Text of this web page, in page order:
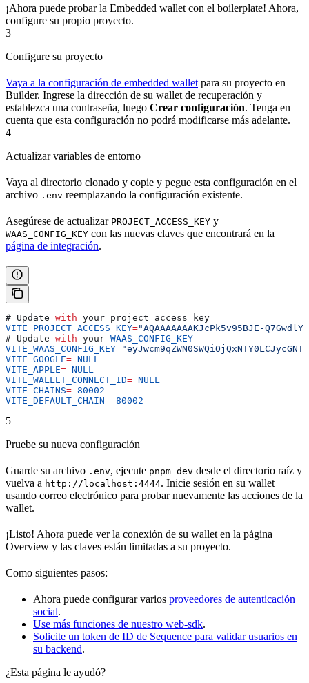
¡Ahora puede probar la Embedded wallet con el boilerplate! Ahora,
configure su propio proyecto.
3
Configure su proyecto
Vaya a la configuración de embedded wallet para su proyecto en
Builder. Ingrese la dirección de su wallet de recuperación y
establezca una contraseña, luego Crear configuración. Tenga en
cuenta que esta configuración no podrá modificarse más adelante.
4
Actualizar variables de entorno
Vaya al directorio clonado y copie y pegue esta configuración en el
archivo .env reemplazando la configuración existente.
Asegúrese de actualizar PROJECT_ACCESS_KEY y
WAAS_CONFIG_KEY con las nuevas claves que encontrará en la
página de integración.
# Update with your project access key
VITE_PROJECT_ACCESS_KEY="AQAAAAAAAKJcPk5v95BJE-
# Update with your WAAS_CONFIG_KEY
VITE_WAAS_CONFIG_KEY=
VITE_GOOGLE= NULL
VITE_APPLE= NULL
VITE_WALLET_CONNECT_ID= NULL
VITE_CHAINS= 80002
VITE_DEFAULT_CHAIN= 80002
5
Pruebe su nueva configuración
Guarde su archivo .env, ejecute pnpm dev desde el directorio raíz y
vuelva a http://localhost:4444. Inicie sesión en su wallet
usando correo electrónico para probar nuevamente las acciones de la
wallet.
¡Listo! Ahora puede ver la conexión de su wallet en la página
Overview y las claves están limitadas a su proyecto.
Como siguientes pasos:
Ahora puede configurar varios proveedores de autenticación
social.
Use más funciones de nuestro web-sdk.
Solicite un token de ID de Sequence para validar usuarios en
su backend.
¿Esta página le ayudó?